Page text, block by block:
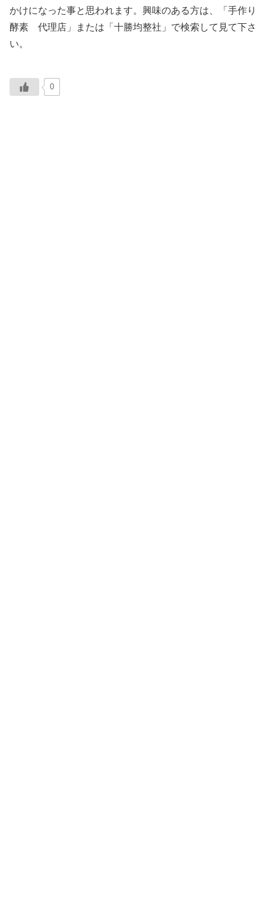
かけになった事と思われます。興味のある方は、「手作り
酵素 代理店」または「十勝均整社」で検索して見て下さ
い。
0